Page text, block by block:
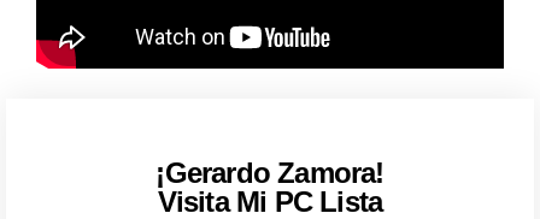
¡Gerardo Zamora!
Visita Mi PC Lista